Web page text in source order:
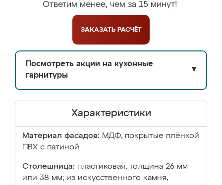
Ответим менее, чем за 15 минут!
ЗАКАЗАТЬ РАСЧЁТ
Посмотреть акции на кухонные
гарнитуры
▼
Характеристики
Материал фасадов: МДФ, покрытые плёнкой
ПВХ с патиной
Столешница: пластиковая, толщина 26 мм
или 38 мм; из искусственного камня,